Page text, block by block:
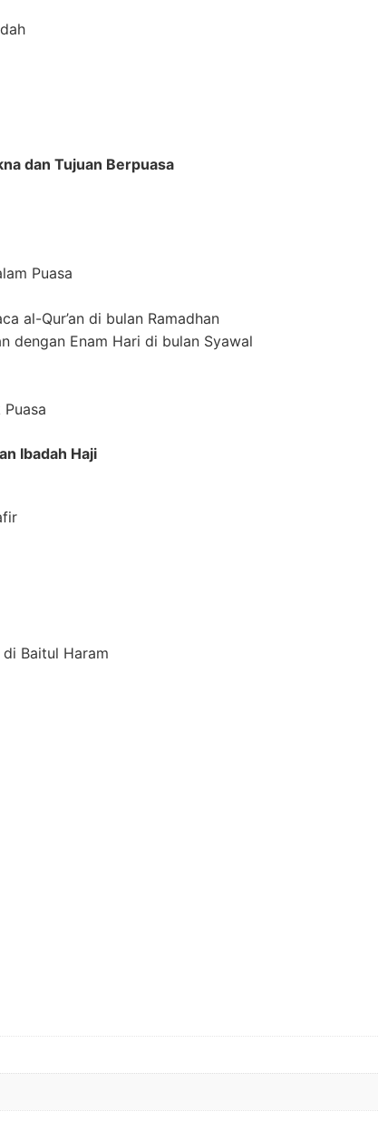
dan Tujuan Berpuasa
Puasa
al-Qur’an di bulan Ramadhan
dengan Enam Hari di bulan Syawal
Ibadah Haji
Baitul Haram